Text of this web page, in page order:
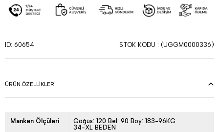
ID: 60654 STOK KODU (UGGM0000336)
ÜRÜN ÖZELLIKLERI
Manken Ölçüleri
Göğüs: 120 Bel: 90 Boy: 183-96KG
34-XL BEDEN